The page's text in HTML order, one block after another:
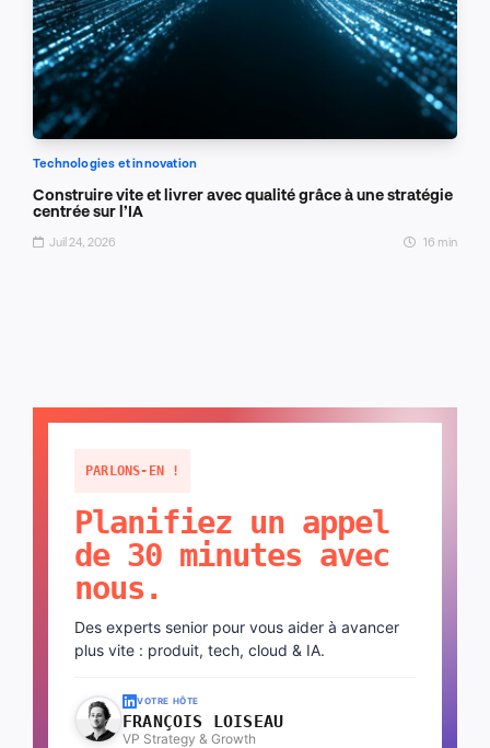
Technologies et innovation
Construire vite et livrer avec qualité grâce à une stratégie
centrée sur l’IA
Juil 24, 2026 16 min
PARLONS-EN !
Planifiez un appel
de 30 minutes avec
nous.
Des experts senior pour vous aider à avancer
plus vite : produit, tech, cloud & IA.
VOTRE HÔTE
FRANÇOIS LOISEAU
VP Strategy & Growth